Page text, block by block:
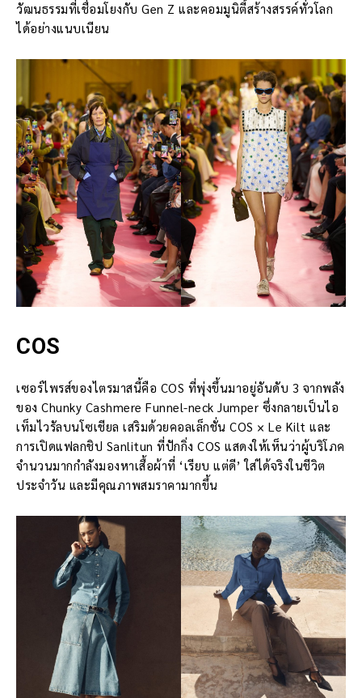
วัฒนธรรมที่เชื่อมโยงกับ Gen Z และคอมมูนิตี้สร้างสรรค์ทั่วโลก
ได้อย่างแนบเนียน
COS
เซอร์ไพรส์ของไตรมาสนี้คือ COS ที่พุ่งขึ้นมาอยู่อันดับ 3 จากพลัง
ของ Chunky Cashmere Funnel-neck Jumper ซึ่งกลายเป็นไอ
เท็มไวรัลบนโซเชียล เสริมด้วยคอลเล็กชั่น COS × Le Kilt และ
การเปิดแฟลกชิป Sanlitun ที่ปักกิ่ง COS แสดงให้เห็นว่าผู้บริโภค
จำนวนมากกำลังมองหาเสื้อผ้าที่ ‘เรียบ แต่ดี’ ใส่ได้จริงในชีวิต
ประจำวัน และมีคุณภาพสมราคามากขึ้น